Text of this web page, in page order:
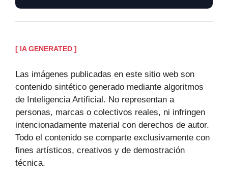
[ IA GENERATED ]
Las imágenes publicadas en este sitio web son
contenido sintético generado mediante algoritmos
de Inteligencia Artificial. No representan a
personas, marcas o colectivos reales, ni infringen
intencionadamente material con derechos de autor.
Todo el contenido se comparte exclusivamente con
fines artísticos, creativos y de demostración
técnica.